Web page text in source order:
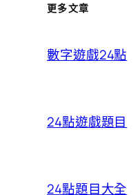
更多文章
數字遊戲24點
24點遊戲題目
24點題目大全